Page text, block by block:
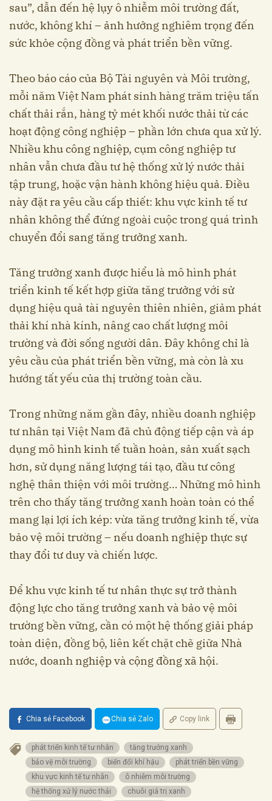
sau”, dẫn đến hệ lụy ô nhiễm môi trường đất,
nước, không khí – ảnh hưởng nghiêm trọng đến
sức khỏe cộng đồng và phát triển bền vững.
Theo báo cáo của Bộ Tài nguyên và Môi trường,
mỗi năm Việt Nam phát sinh hàng trăm triệu tấn
chất thải rắn, hàng tỷ mét khối nước thải từ các
hoạt động công nghiệp – phần lớn chưa qua xử lý.
Nhiều khu công nghiệp, cụm công nghiệp tư
nhân vẫn chưa đầu tư hệ thống xử lý nước thải
tập trung, hoặc vận hành không hiệu quả. Điều
này đặt ra yêu cầu cấp thiết: khu vực kinh tế tư
nhân không thể đứng ngoài cuộc trong quá trình
chuyển đổi sang tăng trưởng xanh.
Tăng trưởng xanh được hiểu là mô hình phát
triển kinh tế kết hợp giữa tăng trưởng với sử
dụng hiệu quả tài nguyên thiên nhiên, giảm phát
thải khí nhà kính, nâng cao chất lượng môi
trường và đời sống người dân. Đây không chỉ là
yêu cầu của phát triển bền vững, mà còn là xu
hướng tất yếu của thị trường toàn cầu.
Trong những năm gần đây, nhiều doanh nghiệp
tư nhân tại Việt Nam đã chủ động tiếp cận và áp
dụng mô hình kinh tế tuần hoàn, sản xuất sạch
hơn, sử dụng năng lượng tái tạo, đầu tư công
nghệ thân thiện với môi trường… Những mô hình
trên cho thấy tăng trưởng xanh hoàn toàn có thể
mang lại lợi ích kép: vừa tăng trưởng kinh tế, vừa
bảo vệ môi trường – nếu doanh nghiệp thực sự
thay đổi tư duy và chiến lược.
Để khu vực kinh tế tư nhân thực sự trở thành
động lực cho tăng trưởng xanh và bảo vệ môi
trường bền vững, cần có một hệ thống giải pháp
toàn diện, đồng bộ, liên kết chặt chẽ giữa Nhà
nước, doanh nghiệp và cộng đồng xã hội.
Chia sẻ Facebook Chia sẻ Zalo Copy link
phát triển kinh tế tư nhân
tăng trưởng xanh
bảo vệ môi trường
biến đổi khí hậu
phát triển bền vững
khu vực kinh tế tư nhân
ô nhiễm môi trường
hệ thống xử lý nước thải
chuỗi giá trị xanh